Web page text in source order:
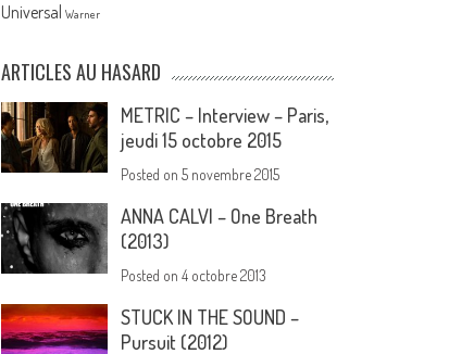
Universal Warner
ARTICLES AU HASARD
METRIC – Interview – Paris,
jeudi 15 octobre 2015
Posted on5 novembre 2015
ANNA CALVI – One Breath
(2013)
Posted on4 octobre 2013
STUCK IN THE SOUND –
Pursuit (2012)